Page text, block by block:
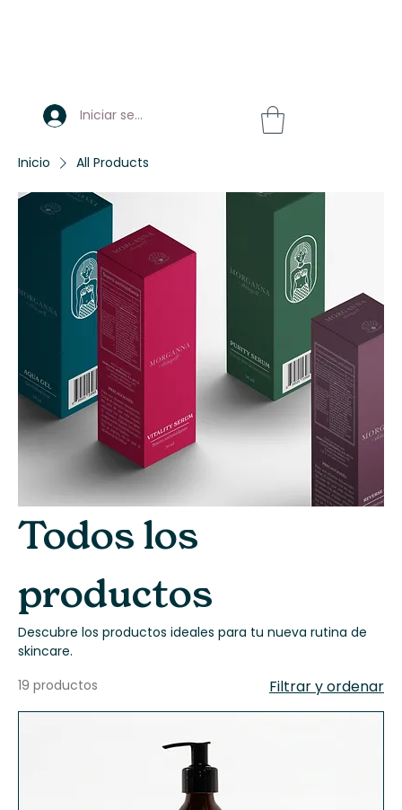
Iniciar sesión
Inicio All Products
Todos los
productos
Descubre los productos ideales para tu nueva rutina de
skincare.
19 productos
Filtrar y ordenar